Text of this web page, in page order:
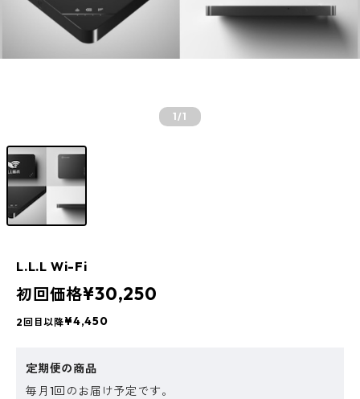
1/1
L.L.L Wi-Fi
初回価格¥30,250
2回目以降¥4,450
定期便の商品
毎月1回のお届け予定です。